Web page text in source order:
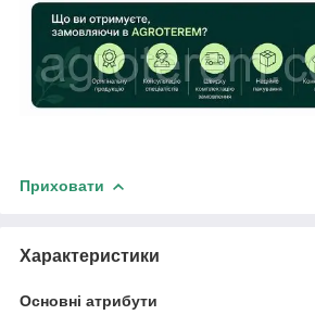
Приховати
Характеристики
Основні атрибути